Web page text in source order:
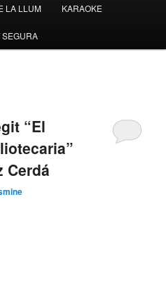
LA LLUM KARAOKE
SEGURA
“El
Cerdá